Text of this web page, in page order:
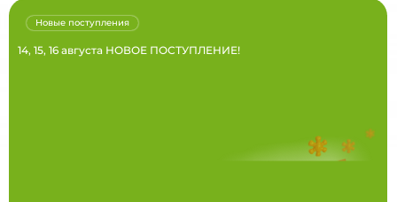
14, 15, 16 августа НОВОЕ ПОСТУПЛЕНИЕ!
Новые поступления